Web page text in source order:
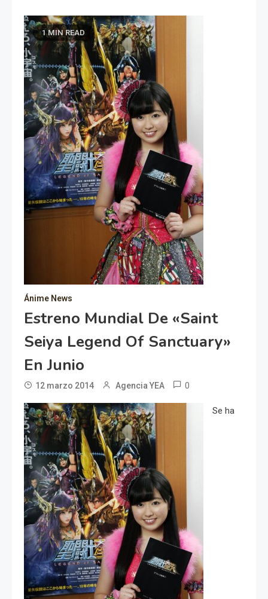
1 MIN READ
Ánime News
Estreno Mundial De «Saint
Seiya Legend Of Sanctuary»
En Junio
12 marzo 2014 Agencia YEA 0
Se ha